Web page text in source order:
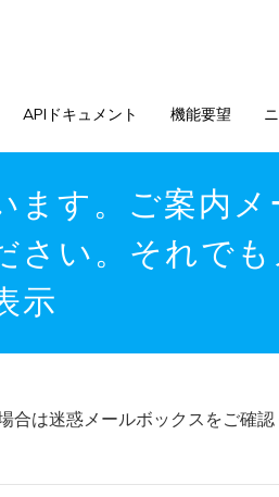
APIドキュメント 機能要望
ます。ご案内
さい。それで
示
は迷惑メールボックスをご確